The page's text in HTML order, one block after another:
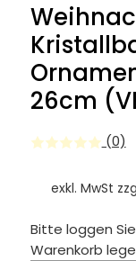
26cm
(0)
exkl. MwSt
Bitte loggen
Warenkorb